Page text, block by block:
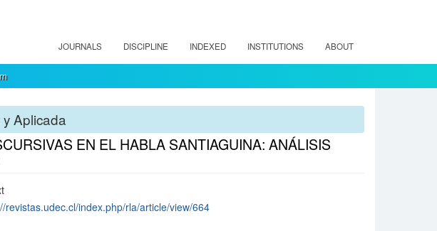
JOURNALS DISCIPLINE INDEXED INSTITUTIONS ABOUT
Aplicada
EN EL HABLA SANTIAGUINA: ANÁLISIS
revistas.udec.cl/index.php/rla/article/view/664